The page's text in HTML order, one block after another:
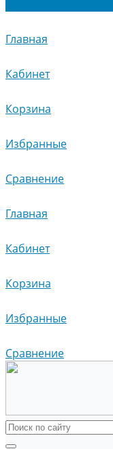
Главная
Кабинет
Корзина
Избранные
Сравнение
Главная
Кабинет
Корзина
Избранные
Сравнение